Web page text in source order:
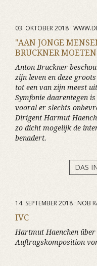
03. OKTOBER 2018 ·
"AAN JONGE
BRUCKNER
Anton Bruckner
zijn leven en deze
tot een van zijn meest
Symfonie daarentegen
vooral er slechts
Dirigent Harmut
zo dicht mogelijk de
benadert.
DAS
14. SEPTEMBER 2018 · NOB
IVC
Hartmut Haenchen
Auftragskomposition